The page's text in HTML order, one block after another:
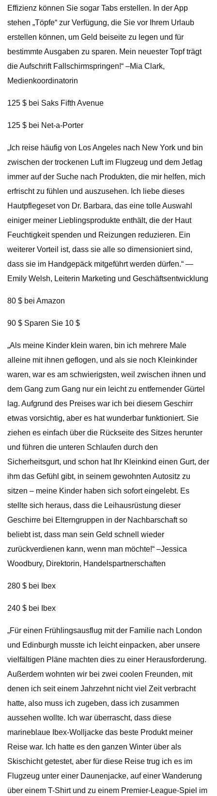
Effizienz können Sie sogar Tabs erstellen. In der App
stehen „Töpfe“ zur Verfügung, die Sie vor Ihrem Urlaub
erstellen können, um Geld beiseite zu legen und für
bestimmte Ausgaben zu sparen. Mein neuester Topf trägt
die Aufschrift Fallschirmspringen!“ –Mia Clark,
Medienkoordinatorin
125 $ bei Saks Fifth Avenue
125 $ bei Net-a-Porter
„Ich reise häufig von Los Angeles nach New York und bin
zwischen der trockenen Luft im Flugzeug und dem Jetlag
immer auf der Suche nach Produkten, die mir helfen, mich
erfrischt zu fühlen und auszusehen. Ich liebe dieses
Hautpflegeset von Dr. Barbara, das eine tolle Auswahl
einiger meiner Lieblingsprodukte enthält, die der Haut
Feuchtigkeit spenden und Reizungen reduzieren. Ein
weiterer Vorteil ist, dass sie alle so dimensioniert sind,
dass sie im Handgepäck mitgeführt werden dürfen.“ —
Emily Welsh, Leiterin Marketing und Geschäftsentwicklung
80 $ bei Amazon
90 $ Sparen Sie 10 $
„Als meine Kinder klein waren, bin ich mehrere Male
alleine mit ihnen geflogen, und als sie noch Kleinkinder
waren, war es am schwierigsten, weil zwischen ihnen und
dem Gang zum Gang nur ein leicht zu entfernender Gürtel
lag. Aufgrund des Preises war ich bei diesem Geschirr
etwas vorsichtig, aber es hat wunderbar funktioniert. Sie
ziehen es einfach über die Rückseite des Sitzes herunter
und führen die unteren Schlaufen durch den
Sicherheitsgurt, und schon hat Ihr Kleinkind einen Gurt, der
ihm das Gefühl gibt, in seinem gewohnten Autositz zu
sitzen – meine Kinder haben sich sofort eingelebt. Es
stellte sich heraus, dass die Leihausrüstung dieser
Geschirre bei Elterngruppen in der Nachbarschaft so
beliebt ist, dass man sein Geld schnell wieder
zurückverdienen kann, wenn man möchte!“ –Jessica
Woodbury, Direktorin, Handelspartnerschaften
280 $ bei Ibex
240 $ bei Ibex
„Für einen Frühlingsausflug mit der Familie nach London
und Edinburgh musste ich leicht einpacken, aber unsere
vielfältigen Pläne machten dies zu einer Herausforderung.
Außerdem wohnten wir bei zwei coolen Freunden, mit
denen ich seit einem Jahrzehnt nicht viel Zeit verbracht
hatte, also muss ich zugeben, dass ich zusammen
aussehen wollte. Ich war überrascht, dass diese
marineblaue Ibex-Wolljacke das beste Produkt meiner
Reise war. Ich hatte es den ganzen Winter über als
Skischicht getestet, aber für diese Reise trug ich es im
Flugzeug unter einer Daunenjacke, auf einer Wanderung
über einem T-Shirt und zu einem Premier-League-Spiel im